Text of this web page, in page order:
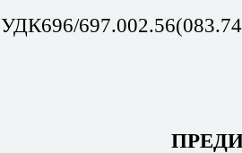
УДК696/